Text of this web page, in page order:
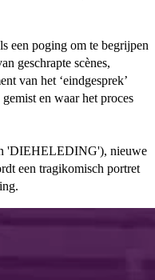
een poging om te begrijpen
geschrapte scènes,
van het ‘eindgesprek’
en waar het proces
'DIEHELEDING'), nieuwe
een tragikomisch portret